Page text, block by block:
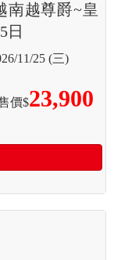
南越尊爵~皇
日
11/25 (三)
價$23,900